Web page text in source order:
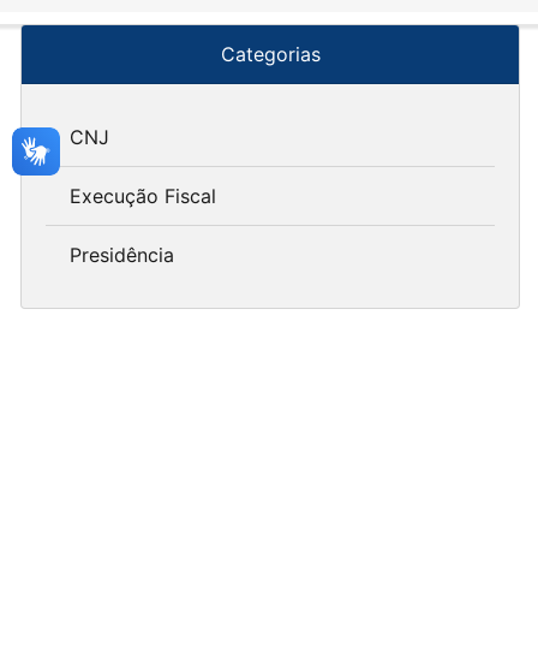
Categorias
CNJ
Execução Fiscal
Presidência